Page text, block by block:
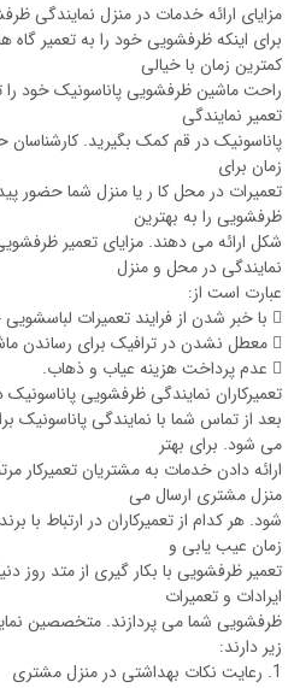
مزایای ارائه خدمات در منزل نمایندگی
برای اینکه ظرفشویی خود را به تعمیر گاه
کمترین زمان با خیالی
راحت ماشین ظرفشویی پاناسونیک خود را
تعمیر نمایندگی
پاناسونیک در قم کمک بگیرید.
زمان برای
تعمیرات در محل کا ر یا منزل شما حضور
ظرفشویی را به بهترین
شکل ارائه می دهند. مزایای تعمیر
نمایندگی در محل و منزل
عبارت است از:
 با خبر شدن از فرایند تعمیرات لباسشویی خود.
 معطل نشدن در ترافیک برای رساندن ماشین لباسشویی.
 عدم پرداخت هزینه عیاب و ذهاب.
تعمیرکاران نمایندگی ظرفشویی پاناسونیک
بعد از تماس شما با نمایندگی پاناسونیک
می شود. برای بهتر
ارائه دادن خدمات به مشتریان تعمیرکار
منزل مشتری ارسال می
شود. هر کدام از تعمیرکاران در ارتباط با
زمان عیب یابی و
تعمیر ظرفشویی با بکار گیری از متد روز
ایرادات و تعمیرات
ظرفشویی شما می پردازند. متخصصین
زیر دارند:
1. رعایت نکات بهداشتی در منزل مشتری